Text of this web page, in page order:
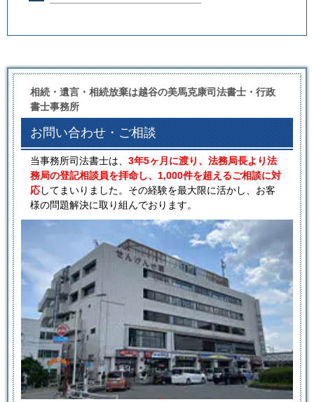
相続・遺言・相続放棄は越谷の美馬克康司法書士・行政
書士事務所
お問い合わせ・ご相談
当事務所司法書士は、 3年5ヶ月に渡り、法務局長より法
務局の登記相談員を拝命し、1,000件を超えるご相談に対
応してまいりました。その経験を最大限に活かし、お客
様の問題解決に取り組んでおります。